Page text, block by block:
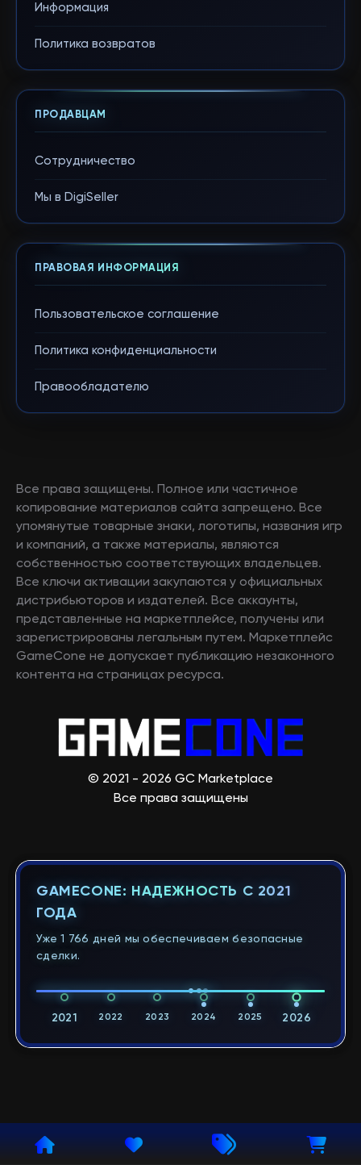
Информация
Политика возвратов
ПРОДАВЦАМ
Сотрудничество
Мы в DigiSeller
ПРАВОВАЯ ИНФОРМАЦИЯ
Пользовательское соглашение
Политика конфиденциальности
Правообладателю
Все права защищены. Полное или частичное
копирование материалов сайта запрещено. Все
упомянутые товарные знаки, логотипы, названия игр
и компаний, а также материалы, являются
собственностью соответствующих владельцев.
Все ключи активации закупаются у официальных
дистрибьюторов и издателей. Все аккаунты,
представленные на маркетплейсе, получены или
зарегистрированы легальным путем. Маркетплейс
GameCone не допускает публикацию незаконного
контента на страницах ресурса.
© 2021 - 2026 GC Marketplace
Все права защищены
GAMECONE: НАДЕЖНОСТЬ С 2021
ГОДА
Уже 1 766 дней мы обеспечиваем безопасные
сделки.
2021 2022 2023 2024 2025 2026